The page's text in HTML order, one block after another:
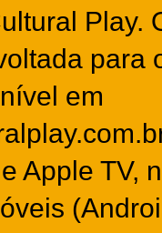
Play.
para
em
Apple TV,